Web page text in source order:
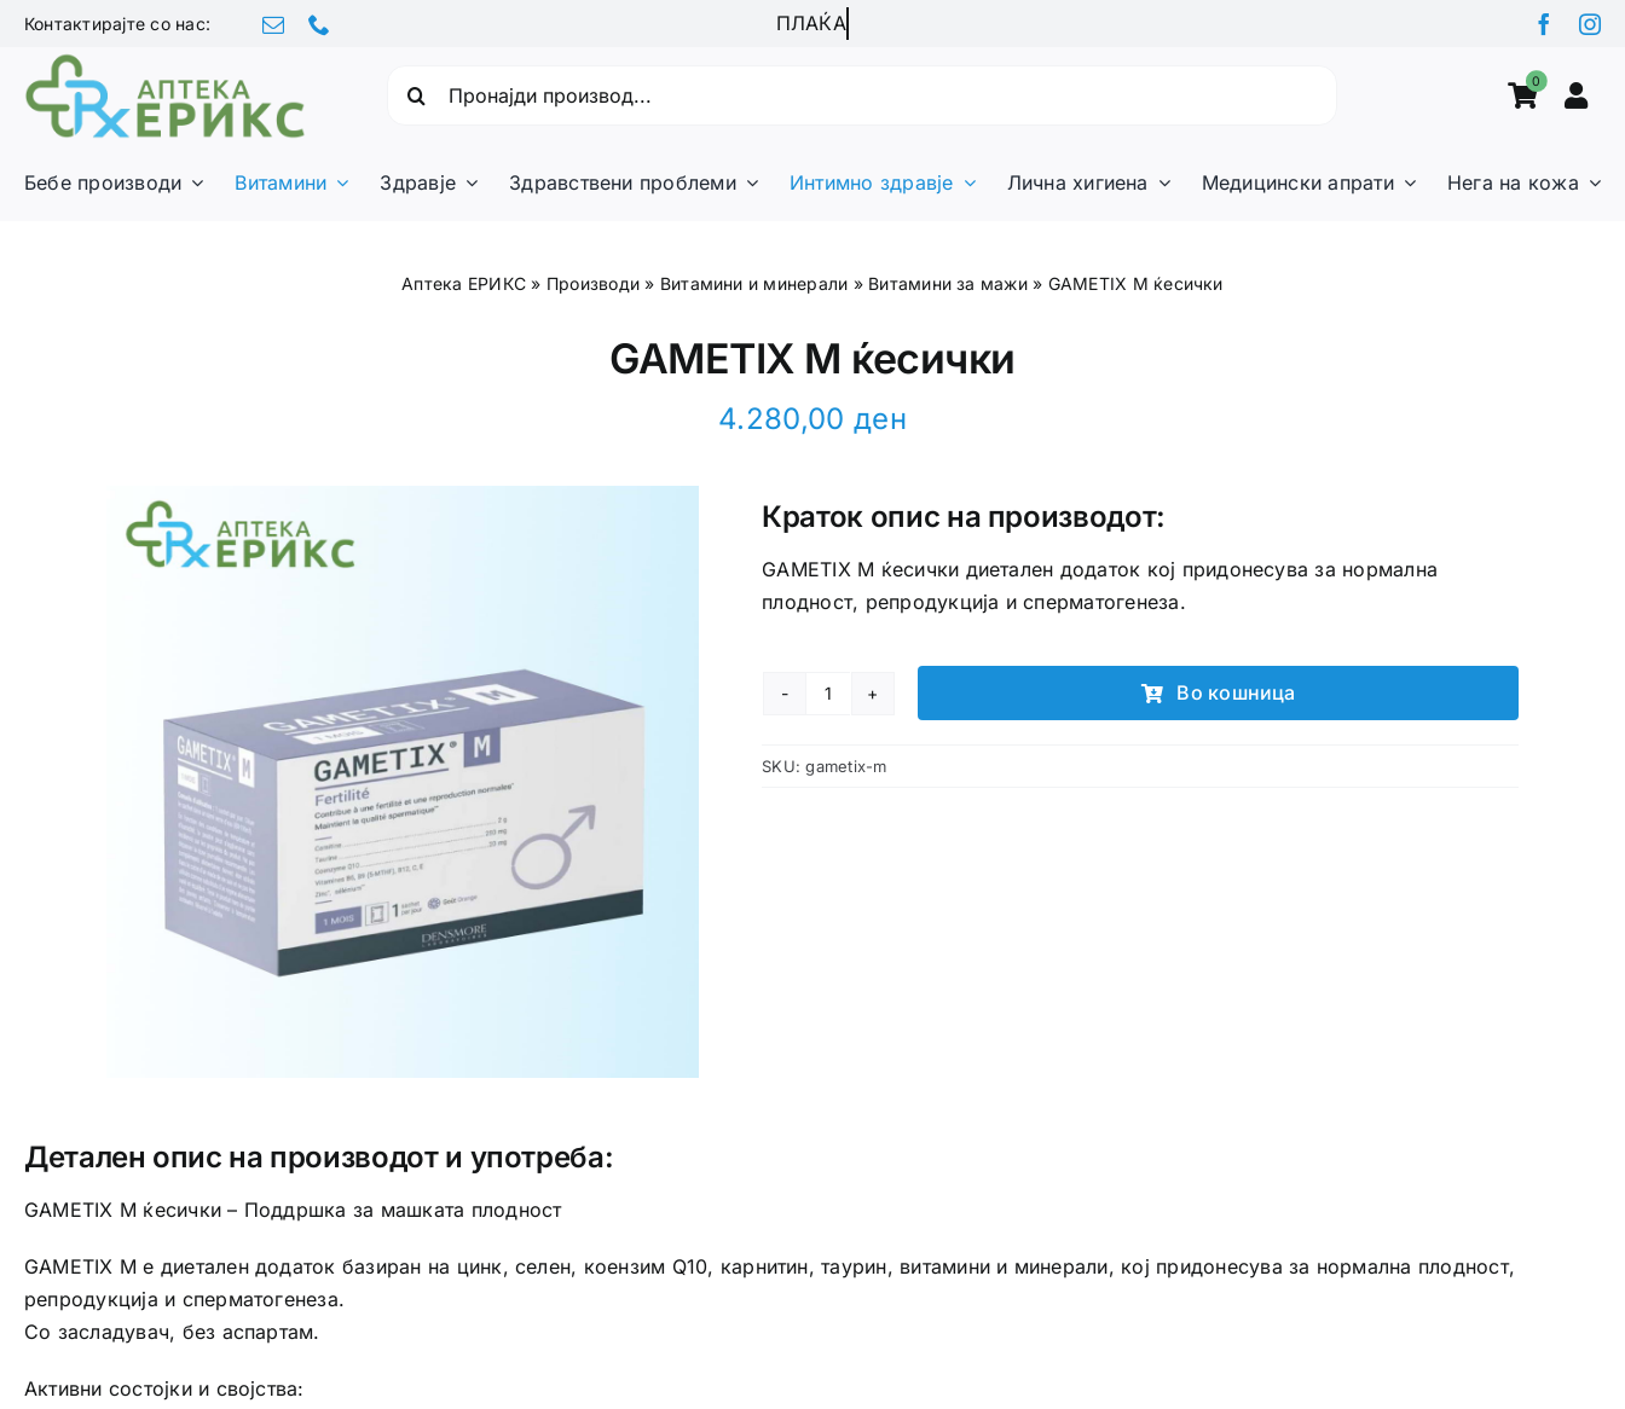
Skip
content
Контактирајте со нас:
0
Бебе производи Витамини Здравје Здравствени проблеми Интимно здравје Лична хигиена Медицински апрати Нега на кожа
Аптека ЕРИКС » Производи » Витамини и минерали » Витамини за мажи» GAMETIX M ќесички
GAMETIX M ќесички
4.280,00ден
Краток опис на производот:
GAMETIX M ќесички диетален додаток кој придонесува за нормална
плодност, репродукција и сперматогенеза.
GAMETIX
ќесички
Во кошница
SKU:gametix-m
Детален опис на производот и употреба:
GAMETIX M ќесички – Поддршка за машката плодност
GAMETIX M е диетален додаток базиран на цинк, селен, коензим Q10, карнитин, таурин, витамини и минерали, кој придонесува за нормална плодност,
репродукција и сперматогенеза.
Со засладувач, без аспартам.
Активни состојки и својства: